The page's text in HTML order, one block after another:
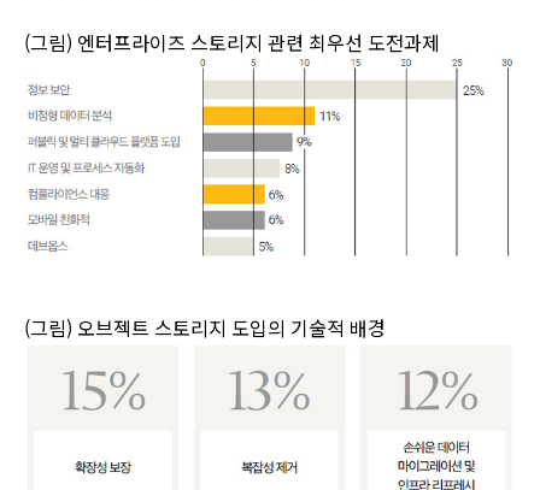
(그림) 엔터프라이즈 스토리지 관련 최우선 도전과제
(그림) 오브젝트 스토리지 도입의 기술적 배경